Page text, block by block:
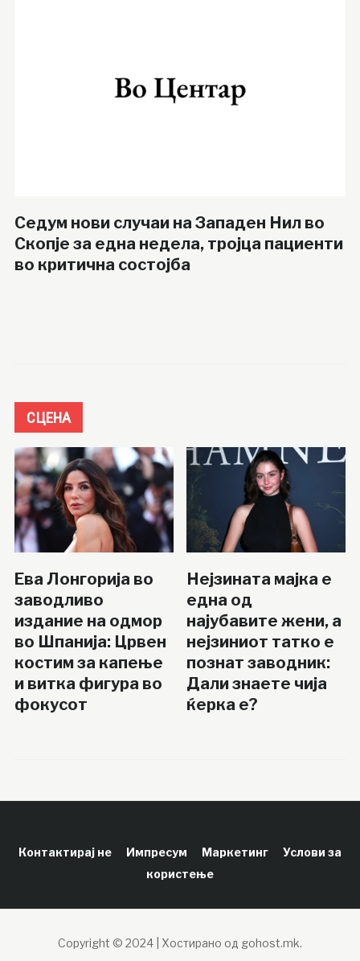
Седум нови случаи на Западен Нил во
Скопје за една недела, тројца пациенти
во критична состојба
СЦЕНА
Ева Лонгорија во
заводливо
издание на одмор
во Шпанија: Црвен
костим за капење
и витка фигура во
фокусот
Нејзината мајка е
една од
најубавите жени, а
нејзиниот татко е
познат заводник:
Дали знаете чија
ќерка е?
Контактирај не Импресум Маркетинг
Услови за
користење
Copyright © 2024 | Хостирано од gohost.mk.